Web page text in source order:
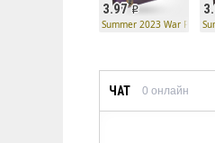
3.97
Summer 2023 War Paint
ЧАТ 0 онлайн